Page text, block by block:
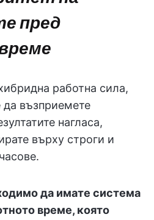
пред
работна сила,
да възприемете
нагласа,
върху строги и
да имате система
време, която